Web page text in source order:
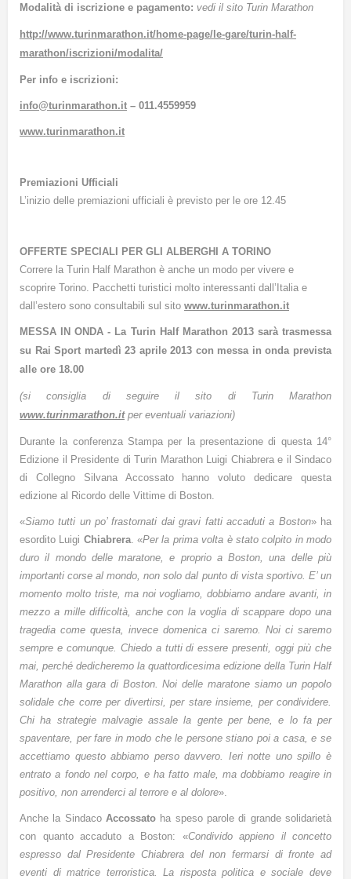
Modalità di iscrizione e pagamento: vedi il sito Turin Marathon
http://www.turinmarathon.it/home-page/le-gare/turin-half-
marathon/iscrizioni/modalita/
Per info e iscrizioni:
info@turinmarathon.it – 011.4559959
www.turinmarathon.it
Premiazioni Ufficiali
L’inizio delle premiazioni ufficiali è previsto per le ore 12.45
OFFERTE SPECIALI PER GLI ALBERGHI A TORINO
Correre la Turin Half Marathon è anche un modo per vivere e
scoprire Torino. Pacchetti turistici molto interessanti dall’Italia e
dall’estero sono consultabili sul sito www.turinmarathon.it
MESSA IN ONDA - La Turin Half Marathon 2013 sarà trasmessa
su Rai Sport martedì 23 aprile 2013 con messa in onda prevista
alle ore 18.00
(si consiglia di seguire il sito di Turin Marathon
www.turinmarathon.itper eventuali variazioni)
Durante la conferenza Stampa per la presentazione di questa 14°
Edizione il Presidente di Turin Marathon Luigi Chiabrera e il Sindaco
di Collegno Silvana Accossato hanno voluto dedicare questa
edizione al Ricordo delle Vittime di Boston.
«Siamo tutti un po’ frastornati dai gravi fatti accaduti a Boston» ha
esordito Luigi Chiabrera. «Per la prima volta è stato colpito in modo
duro il mondo delle maratone, e proprio a Boston, una delle più
importanti corse al mondo, non solo dal punto di vista sportivo. E’ un
momento molto triste, ma noi vogliamo, dobbiamo andare avanti, in
mezzo a mille difficoltà, anche con la voglia di scappare dopo una
tragedia come questa, invece domenica ci saremo. Noi ci saremo
sempre e comunque. Chiedo a tutti di essere presenti, oggi più che
mai, perché dedicheremo la quattordicesima edizione della Turin Half
Marathon alla gara di Boston. Noi delle maratone siamo un popolo
solidale che corre per divertirsi, per stare insieme, per condividere.
Chi ha strategie malvagie assale la gente per bene, e lo fa per
spaventare, per fare in modo che le persone stiano poi a casa, e se
accettiamo questo abbiamo perso davvero. Ieri notte uno spillo è
entrato a fondo nel corpo, e ha fatto male, ma dobbiamo reagire in
positivo, non arrenderci al terrore e al dolore».
Anche la Sindaco Accossato ha speso parole di grande solidarietà
con quanto accaduto a Boston: «Condivido appieno il concetto
espresso dal Presidente Chiabrera del non fermarsi di fronte ad
eventi di matrice terroristica. La risposta politica e sociale deve